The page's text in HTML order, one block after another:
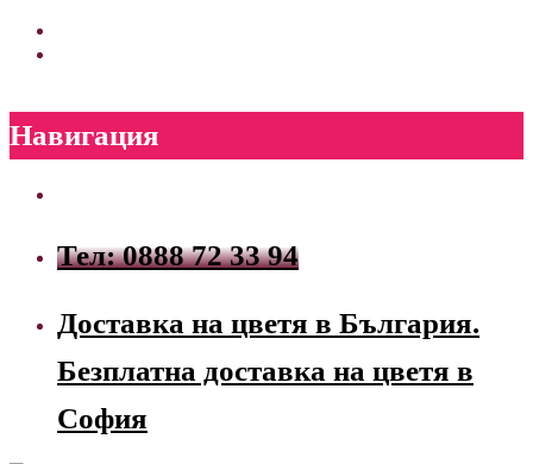
Навигация
Тел: 0888 72 33 94
Доставка на цветя в България.
Безплатна доставка на цветя в
София